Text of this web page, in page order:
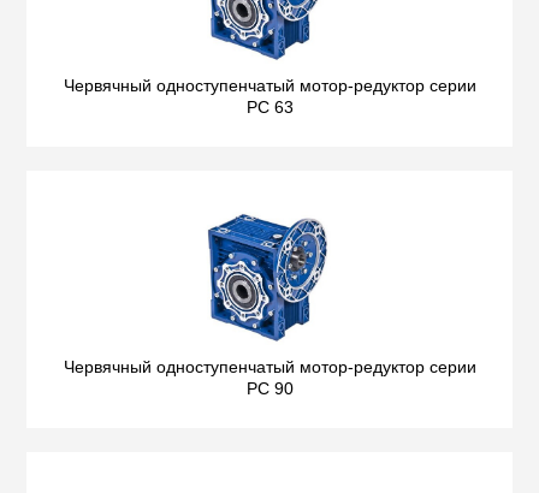
Червячный одноступенчатый мотор-редуктор серии
PC 63
Червячный одноступенчатый мотор-редуктор серии
PC 90